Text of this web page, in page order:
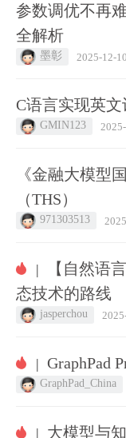
参数调优不再
全解析
墨彰 2025-12-10
C语言实现英文
GMIN123
《金融大模型
（THS）
971303513
|
【自然语
态技术的路线
jasperchou
| GraphPad
GraphPad_China
| 大模型与